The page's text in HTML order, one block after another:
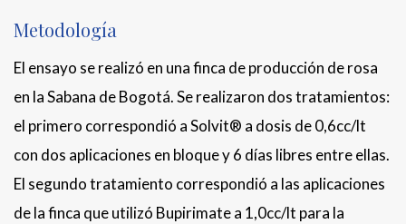
Metodología
El ensayo se realizó en una finca de producción de rosa
en la Sabana de Bogotá. Se realizaron dos tratamientos:
el primero correspondió a Solvit® a dosis de 0,6cc/lt
con dos aplicaciones en bloque y 6 días libres entre ellas.
El segundo tratamiento correspondió a las aplicaciones
de la finca que utilizó Bupirimate a 1,0cc/lt para la